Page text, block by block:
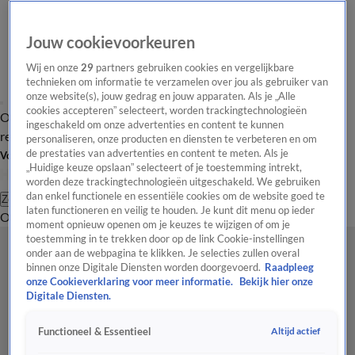
Overzicht Laatste nieuws Regionieuws Het beste van Hart
Tip de
redactie
Volg Hart van Nederland
Zoeken
OverzichtRegioUitzendingenWeerTip de redactiePanelVideo's
Jouw cookievoorkeuren
Wij en onze29 partners gebruiken cookies en vergelijkbare
technieken om informatie te verzamelen over jou als gebruiker van
onze website(s), jouw gedrag en jouw apparaten. Als je „Alle
cookies accepteren” selecteert, worden trackingtechnologieën
ingeschakeld om onze advertenties en content te kunnen
personaliseren, onze producten en diensten te verbeteren en om
de prestaties van advertenties en content te meten. Als je
„Huidige keuze opslaan” selecteert of je toestemming intrekt,
worden deze trackingtechnologieën uitgeschakeld. We gebruiken
dan enkel functionele en essentiële cookies om de website goed te
laten functioneren en veilig te houden. Je kunt dit menu op ieder
moment opnieuw openen om je keuzes te wijzigen of om je
toestemming in te trekken door op de link Cookie-instellingen
onder aan de webpagina te klikken. Je selecties zullen overal
binnen onze Digitale Diensten worden doorgevoerd. Raadpleeg
onze Cookieverklaring voor meer informatie.
Bekijk hier onze
Digitale Diensten.
Functioneel & Essentieel Altijd actief